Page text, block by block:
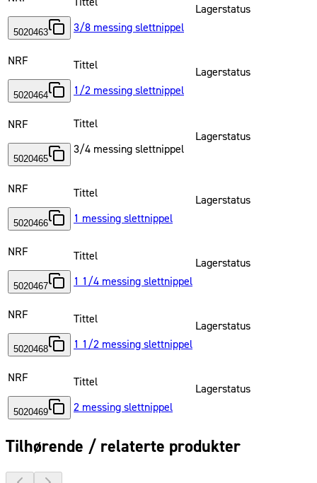
5020463
3/8 messing slettnippel
Lagerstatus
NRF
5020464
Tittel
1/2 messing slettnippel
Lagerstatus
NRF
5020465
Tittel
3/4 messing slettnippel
Lagerstatus
NRF
5020466
Tittel
1 messing slettnippel
Lagerstatus
NRF
5020467
Tittel
1 1/4 messing slettnippel
Lagerstatus
NRF
5020468
Tittel
1 1/2 messing slettnippel
Lagerstatus
NRF
5020469
Tittel
2 messing slettnippel
Lagerstatus
Tilhørende / relaterte produkter